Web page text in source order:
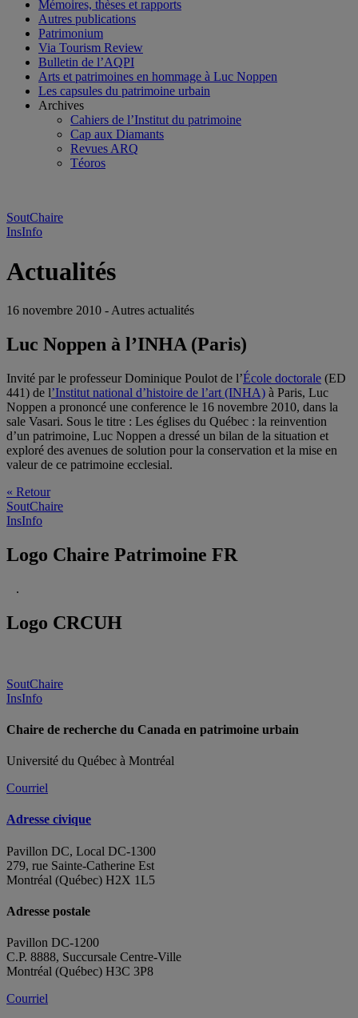
Mémoires, thèses et rapports
Autres publications
Patrimonium
Via Tourism Review
Bulletin de l’AQPI
Arts et patrimoines en hommage à Luc Noppen
Les capsules du patrimoine urbain
Archives
Cahiers de l’Institut du patrimoine
Cap aux Diamants
Revues ARQ
Téoros
SoutChaire
InsInfo
Actualités
16 novembre 2010 - Autres actualités
Luc Noppen à l’INHA (Paris)
Invité par le professeur Dominique Poulot de l’École doctorale (ED
441) de l’Institut national d’histoire de l’art (INHA) à Paris, Luc
Noppen a prononcé une conference le 16 novembre 2010, dans la
sale Vasari. Sous le titre : Les églises du Québec : la reinvention
d’un patrimoine, Luc Noppen a dressé un bilan de la situation et
exploré des avenues de solution pour la conservation et la mise en
valeur de ce patrimoine ecclesial.
« Retour
SoutChaire
InsInfo
Logo Chaire Patrimoine FR
.
Logo CRCUH
SoutChaire
InsInfo
Chaire de recherche du Canada en patrimoine urbain
Université du Québec à Montréal
Courriel
Adresse civique
Pavillon DC, Local DC-1300
279, rue Sainte-Catherine Est
Montréal (Québec) H2X 1L5
Adresse postale
Pavillon DC-1200
C.P. 8888, Succursale Centre-Ville
Montréal (Québec) H3C 3P8
Courriel